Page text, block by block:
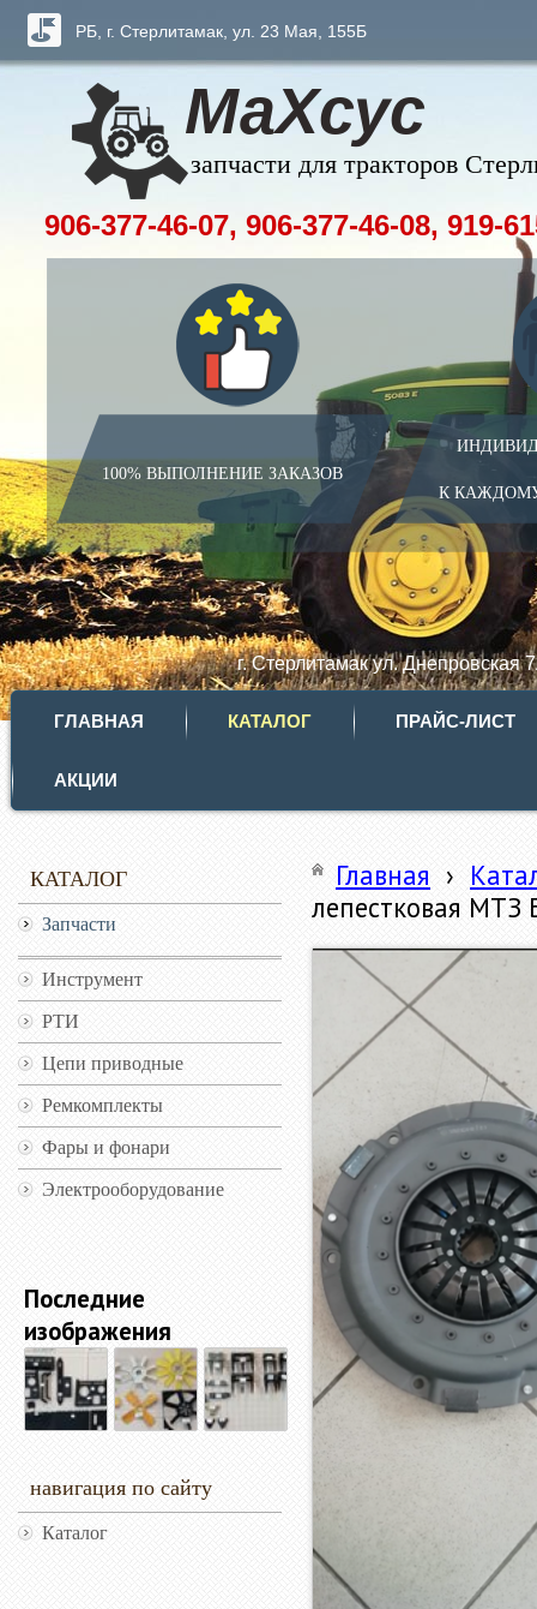
МаХсус
запчасти для тракторов
100% ВЫПОЛНЕНИЕ ЗАКАЗОВ
К
РБ, г. Стерлитамак, ул. 23 Мая, 155Б
г. Стерлитамак ул. Днепровская
906-377-46-07, 906-377-46-08, 919-
ГЛАВНАЯ КАТАЛОГ ПРАЙС-ЛИСТ
АКЦИИ
КАТАЛОГ
Запчасти
Инструмент
РТИ
Цепи приводные
Ремкомплекты
Фары и фонари
Электрооборудование
Последние
изображения
навигация по сайту
Каталог
Главная ›
лепестковая МТЗ